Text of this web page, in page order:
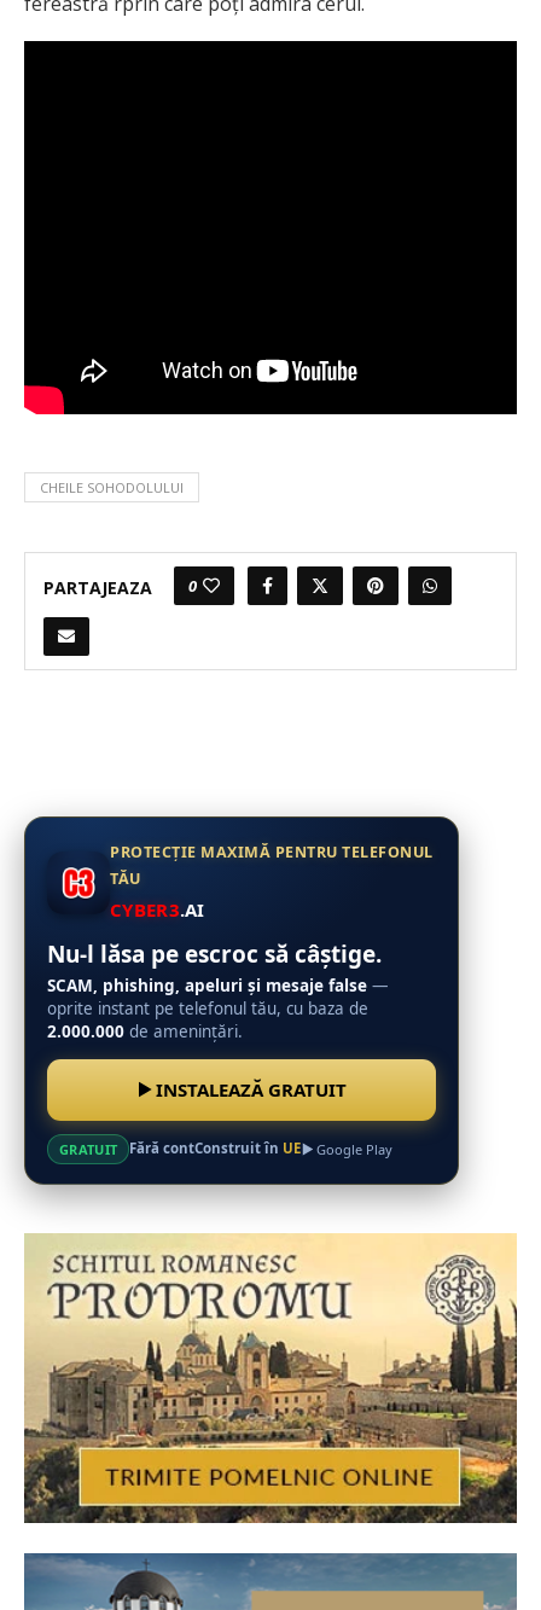
CHEILE SOHODOLULUI
PARTAJEAZA 0
PROTECȚIE MAXIMĂ PENTRU TELEFONUL
TĂU
CYBER3.AI
Nu-l lăsa pe escroc să câștige.
SCAM, phishing, apeluri și mesaje false —
oprite instant pe telefonul tău, cu baza de
2.000.000 de amenințări.
INSTALEAZĂ GRATUIT
GRATUIT Fără contConstruit în UE Google Play